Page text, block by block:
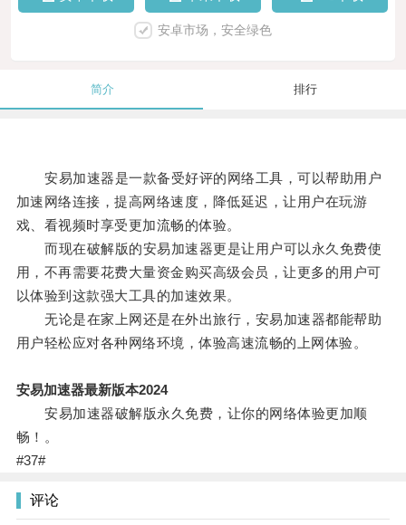
安卓市场，安全绿色
简介 排行
安易加速器是一款备受好评的网络工具，可以帮助用户
加速网络连接，提高网络速度，降低延迟，让用户在玩游
戏、看视频时享受更加流畅的体验。
而现在破解版的安易加速器更是让用户可以永久免费使
用，不再需要花费大量资金购买高级会员，让更多的用户可
以体验到这款强大工具的加速效果。
无论是在家上网还是在外出旅行，安易加速器都能帮助
用户轻松应对各种网络环境，体验高速流畅的上网体验。
安易加速器最新版本2024
安易加速器破解版永久免费，让你的网络体验更加顺
畅！。
#37#
评论